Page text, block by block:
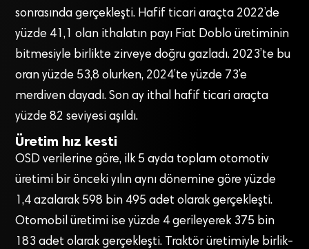
sonrasında gerçekleşti. Hafif ticari araçta 2022’de
yüzde 41,1 olan ithalatın payı Fiat Dob­lo üretiminin
bitmesiyle birlikte zirveye doğru gazladı. 2023’te bu
oran yüzde 53,8 olurken, 2024’te yüzde 73’e
merdiven dayadı. Son ay ithal hafif ticari araçta
yüzde 82 seviyesi aşıldı.
Üretim hız kesti
OSD verilerine göre, ilk 5 ay­da toplam otomotiv
üretimi bir önceki yılın aynı dönemine göre yüzde
1,4 azalarak 598 bin 495 adet olarak gerçekleşti.
Otomobil üretimi ise yüzde 4 gerileyerek 375 bin
183 adet olarak gerçek­leşti. Traktör üretimiyle birlik­